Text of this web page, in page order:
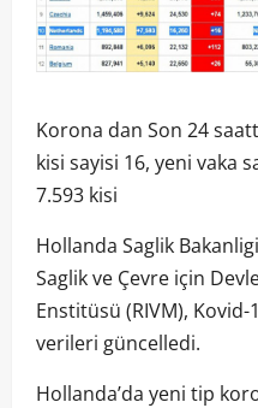
Korona dan Son 24
kisi sayisi 16, yeni vaka
7.593 kisi
Hollanda Saglik
Saglik ve Çevre için
Enstitüsü (RIVM), Kovid-
verileri güncelledi.
Hollanda’da yeni tip